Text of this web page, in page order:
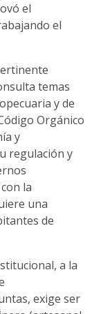
el
el
temas
y de
Orgánico
y
regulación y
la
una
de
a la
exige ser